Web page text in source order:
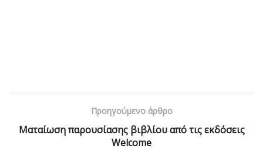
Προηγούμενο άρθρο
Ματαίωση παρουσίασης βιβλίου από τις εκδόσεις
Welcome